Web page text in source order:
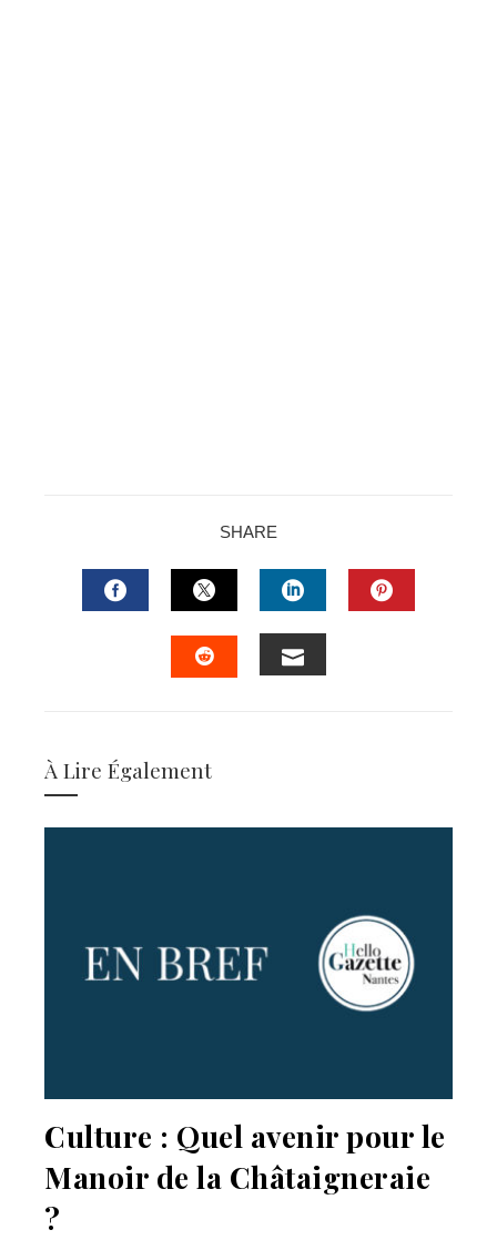
SHARE
FACEBOOKTWITTERLINKEDIN
À Lire Également
Culture : Quel avenir pour le
Manoir de la Châtaigneraie
?